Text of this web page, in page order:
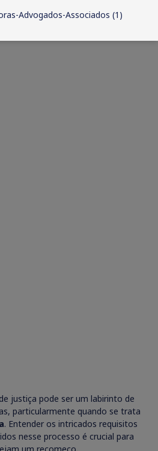
justiça pode ser um labirinto de
particularmente quando se trata
. Entender os intricados requisitos
nesse processo é crucial para